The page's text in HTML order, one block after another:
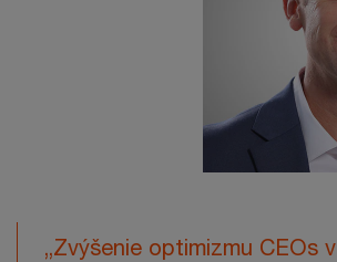
„Zvýšenie optimizmu CEOs v